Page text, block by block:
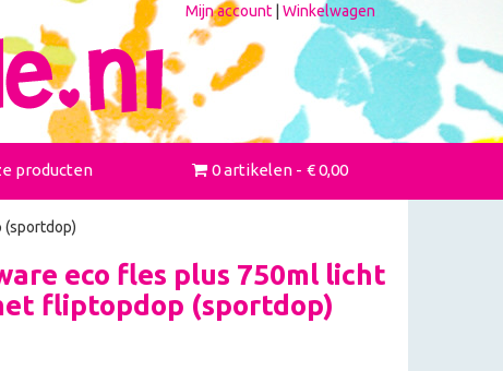
Mijn account Winkelwagen
producten 0 artikelen € 0,00
(sportdop)
eco fles plus 750ml licht
fliptopdop (sportdop)